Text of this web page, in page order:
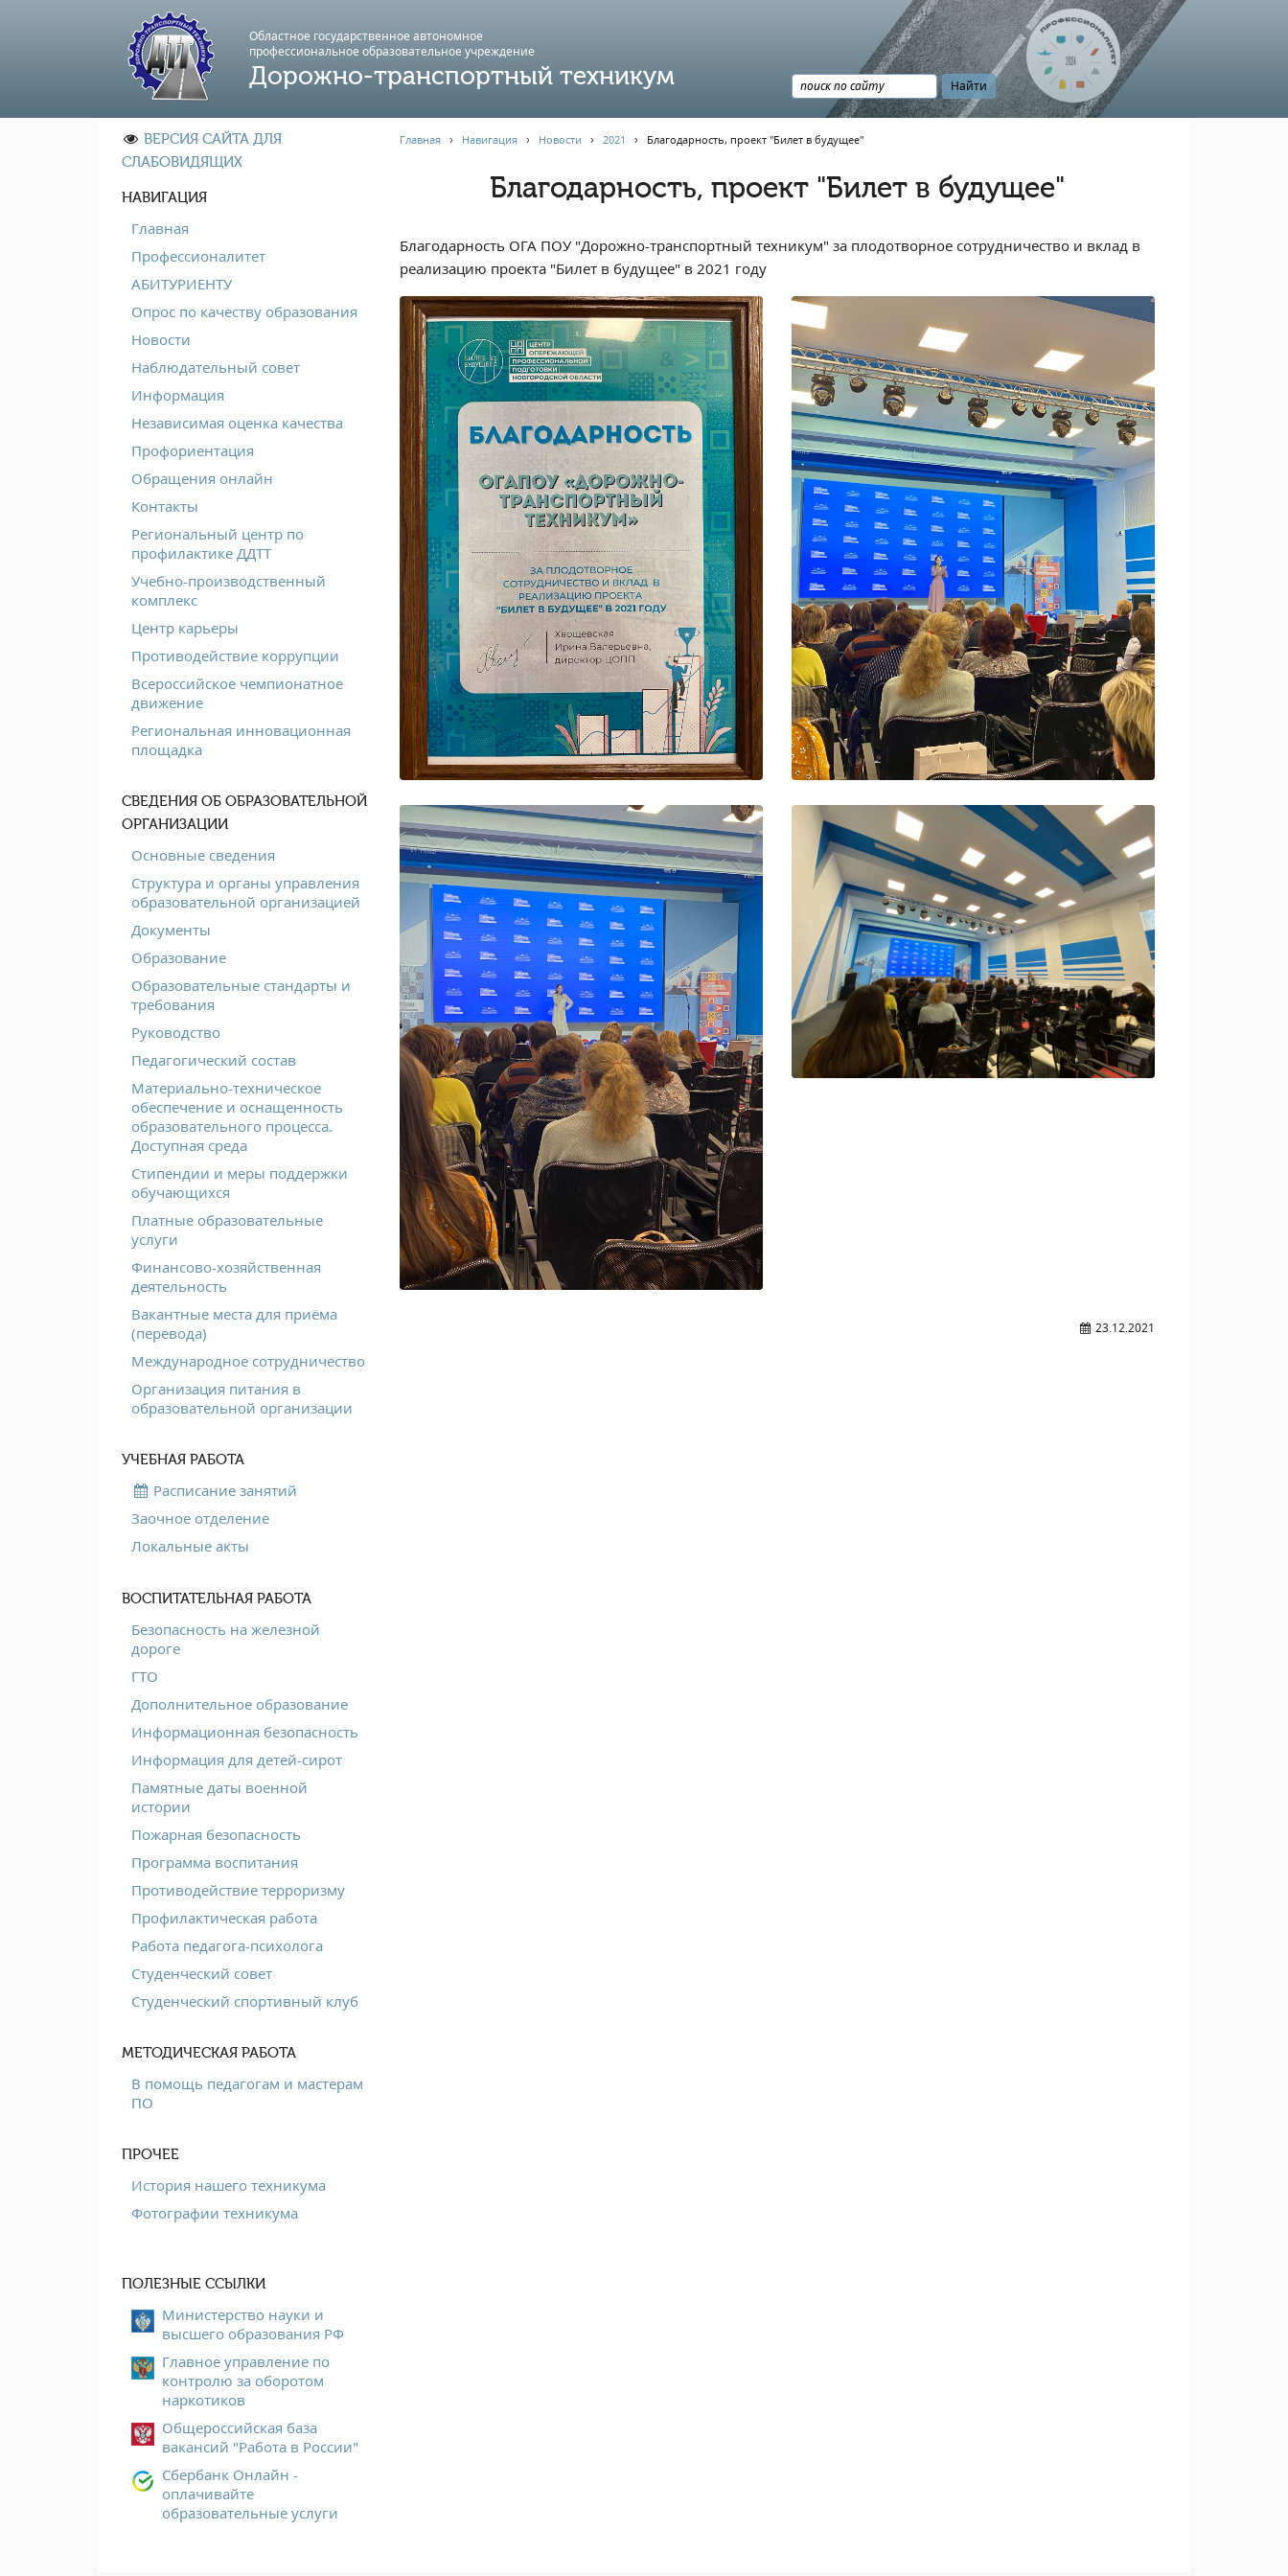
Областное государственное автономное
профессиональноe образовательное учреждение
Дорожно-транспортный техникум
ВЕРСИЯ САЙТА ДЛЯ
СЛАБОВИДЯЩИХ
НАВИГАЦИЯ
Главная
Профессионалитет
АБИТУРИЕНТУ
Опрос по качеству образования
Новости
Наблюдательный совет
Информация
Независимая оценка качества
Профориентация
Обращения онлайн
Контакты
Региональный центр по
профилактике ДДТТ
Учебно-производственный
комплекс
Центр карьеры
Противодействие коррупции
Всероссийское чемпионатное
движение
Региональная инновационная
площадка
СВЕДЕНИЯ ОБ ОБРАЗОВАТЕЛЬНОЙ
ОРГАНИЗАЦИИ
Основные сведения
Структура и органы управления
образовательной организацией
Документы
Образование
Образовательные стандарты и
требования
Руководство
Педагогический состав
Материально-техническое
обеспечение и оснащенность
образовательного процесса.
Доступная среда
Стипендии и меры поддержки
обучающихся
Платные образовательные
услуги
Финансово-хозяйственная
деятельность
Вакантные места для приёма
(перевода)
Международное сотрудничество
Организация питания в
образовательной организации
УЧЕБНАЯ РАБОТА
Расписание занятий
Заочное отделение
Локальные акты
ВОСПИТАТЕЛЬНАЯ РАБОТА
Безопасность на железной
дороге
ГТО
Дополнительное образование
Информационная безопасность
Информация для детей-сирот
Памятные даты военной
истории
Пожарная безопасность
Программа воспитания
Противодействие терроризму
Профилактическая работа
Работа педагога-психолога
Студенческий совет
Студенческий спортивный клуб
МЕТОДИЧЕСКАЯ РАБОТА
В помощь педагогам и мастерам
ПО
ПРОЧЕЕ
История нашего техникума
Фотографии техникума
ПОЛЕЗНЫЕ ССЫЛКИ
Министерство науки и
высшего образования РФ
Главное управление по
контролю за оборотом
наркотиков
Общероссийская база
вакансий "Работа в России"
Сбербанк Онлайн -
оплачивайте
образовательные услуги
Главная› Навигация› Новости › 2021 › Благодарность, проект "Билет в будущее"
Благодарность, проект "Билет в будущее"
Благодарность ОГА ПОУ "Дорожно-транспортный техникум" за плодотворное сотрудничество и вклад в
реализацию проекта "Билет в будущее" в 2021 году
23.12.2021